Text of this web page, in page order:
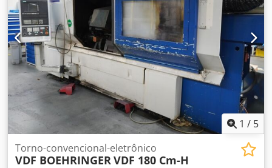
1 / 5
Torno-convencional-eletrônico
VDF BOEHRINGERVDF 180 Cm-H